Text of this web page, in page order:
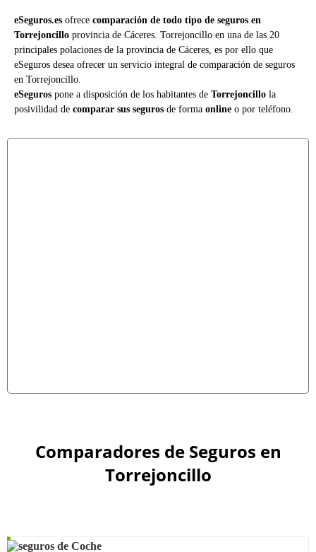
eSeguros.es ofrece comparación de todo tipo de seguros en
Torrejoncillo provincia de Cáceres. Torrejoncillo en una de las 20
principales polaciones de la provincia de Cáceres, es por ello que
eSeguros desea ofrecer un servicio integral de comparación de seguros
en Torrejoncillo.
eSeguros pone a disposición de los habitantes de Torrejoncillo la
posivilidad de comparar sus seguros de forma online o por teléfono.
Comparadores de Seguros en
Torrejoncillo